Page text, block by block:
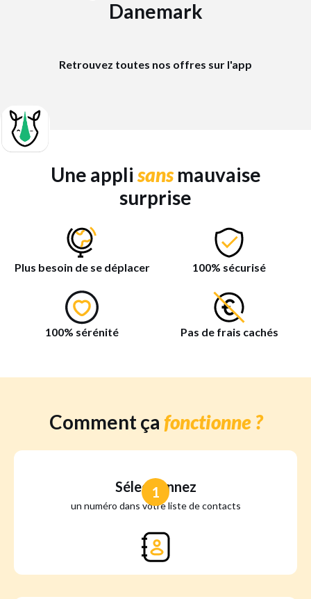
Danemark
Retrouvez toutes nos offres sur l'app
Une appli sansmauvaise
surprise
Plus besoin de se déplacer 100% sécurisé
100% sérénité Pas de frais cachés
Comment ça fonctionne ?
Sélectionnez
un numéro dans votre liste de contacts
1